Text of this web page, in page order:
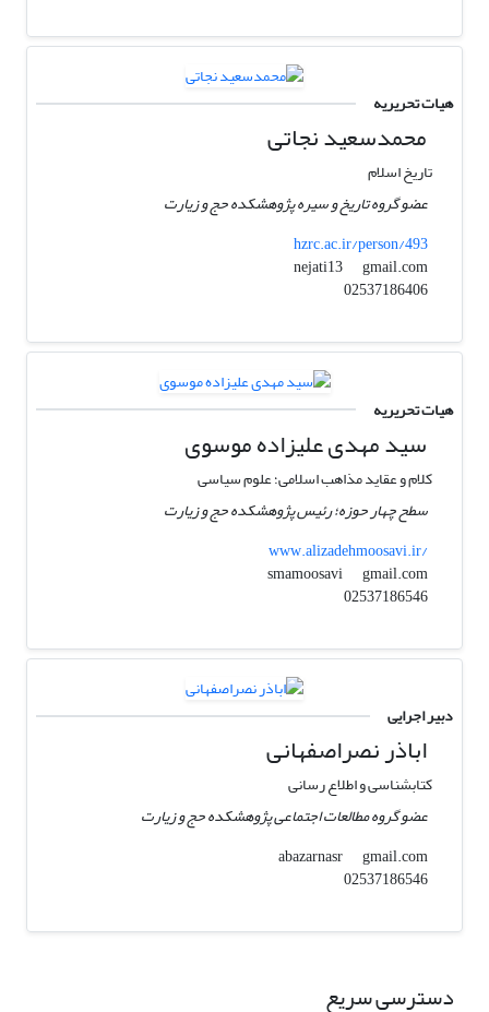
هیات تحریریه
محمدسعید نجاتی
تاریخ اسلام
عضو گروه تاریخ و سیره پژوهشکده حج و زیارت
hzrc.ac.ir/person/493
nejati13
gmail.com
02537186406
هیات تحریریه
سید مهدی علیزاده موسوی
کلام و عقاید مذاهب اسلامی؛ علوم سیاسی
سطح چهار حوزه؛ رئیس پژوهشکده حج و زیارت
www.alizadehmoosavi.ir/
smamoosavi
gmail.com
02537186546
دبیر اجرایی
اباذر نصراصفهانی
کتابشناسی و اطلاع رسانی
عضو گروه مطالعات اجتماعی پژوهشکده حج و زیارت
abazarnasr
gmail.com
02537186546
دسترسی سریع